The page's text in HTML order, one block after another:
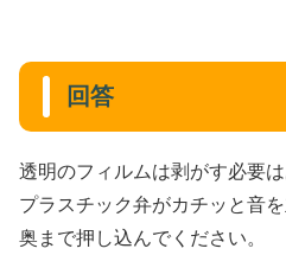
回答
透明のフィルムは剥がす必要は
プラスチック弁がカチッと音
奥まで押し込んでください。